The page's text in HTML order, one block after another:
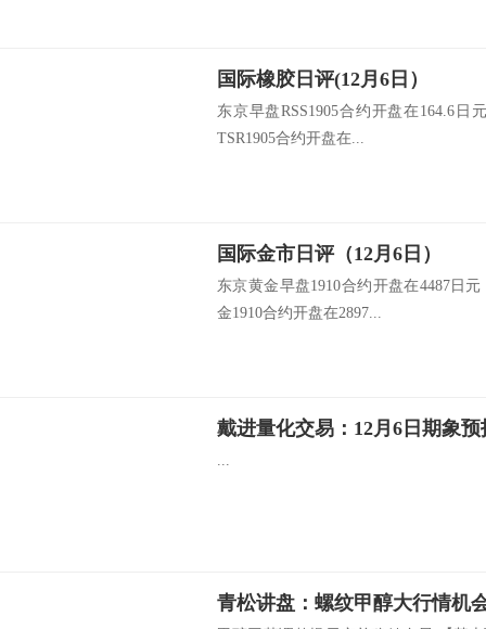
国际橡胶日评(12月6日）
东京早盘RSS1905合约开盘在164.6日
TSR1905合约开盘在...
国际金市日评（12月6日）
东京黄金早盘1910合约开盘在4487日
金1910合约开盘在2897...
戴进量化交易：12月6日期象预
...
青松讲盘：螺纹甲醇大行情机